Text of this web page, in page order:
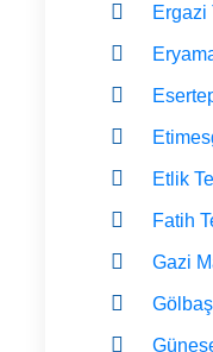
Ergazi
Etlik
Fatih
Gazi